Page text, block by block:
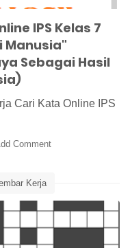
IPS Kelas 7
Manusia"
Sebagai Hasil
Cari Kata Online IPS
Comment
Kerja